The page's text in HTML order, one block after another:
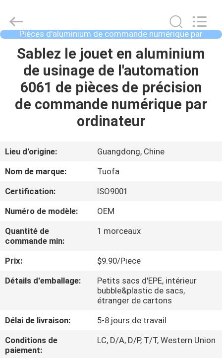
MAISON
À
PROPOS
DE
VISITE
DE
L'USINE
DE
QUALITÉ
Shenzhen
Tuofa
Technology
Co.,
Pièces d'aluminium de commande numérique par
ordinateur
Sablez le jouet en aluminium
de usinage de l'automation
6061 de pièces de précision
de commande numérique par
ordinateur
Lieu d'origine:
Guangdong, Chine
Nom de marque:
Tuofa
Certification:
ISO9001
Numéro de modèle:
OEM
Quantité de
commande min:
1 morceaux
Prix:
$9.90/Piece
Détails d'emballage:
Petits sacs d'EPE, intérieur
bubble&plastic de sacs,
étranger de cartons
Délai de livraison:
5-8 jours de travail
Conditions de
paiement:
LC, D/A, D/P, T/T, Western Union